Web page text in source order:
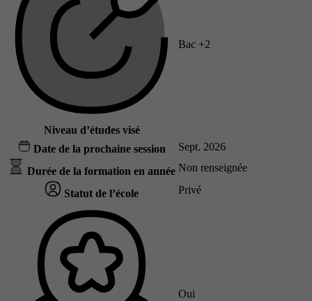
Niveau d’études visé
Bac +2
Date de la prochaine session Sept. 2026
Durée de la formation en année Non renseignée
Statut de l’école Privé
Oui